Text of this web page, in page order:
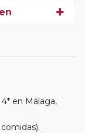
en Málaga,